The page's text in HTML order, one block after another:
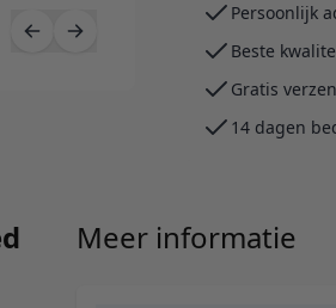
Persoonlijk
Beste
Gratis
14 dagen
Meer informatie